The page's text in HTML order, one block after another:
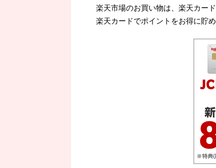
楽天市場のお買い物は、楽天カー
楽天カードでポイントをお得に貯